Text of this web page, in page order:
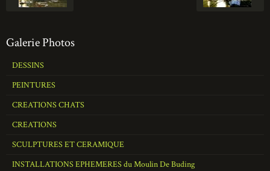
Galerie Photos
DESSINS
PEINTURES
CREATIONS CHATS
CREATIONS
SCULPTURES ET CERAMIQUE
INSTALLATIONS EPHEMERES du Moulin De Buding